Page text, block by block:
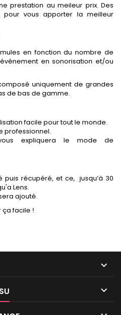
prestation au meileur prix. Des
vous apporter la meilleur
en fonction du nombre de
en sonorisation et/ou
uniquement de grandes
de bas de gamme.
facile pour tout le monde.
professionnel.
expliquera le mode de
puis récupéré, et ce, jusqu’à 30
Lens.
ajouté.
ça facile !

